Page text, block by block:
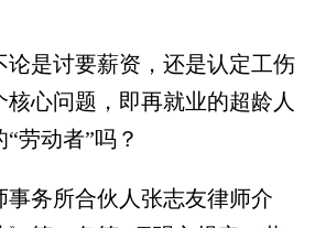
是讨要薪资，还是认定工伤
心问题，即再就业的超龄人
劳动者”吗？
务所合伙人张志友律师介